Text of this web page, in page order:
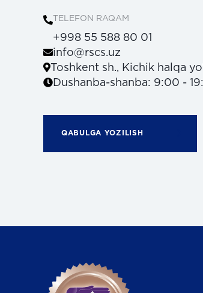
TELEFON RAQAM
+998 55 588 80 01
info@rscs.uz
Toshkent sh., Kichik halqa
Dushanba-shanba: 9:00 -
QABULGA YOZILISH